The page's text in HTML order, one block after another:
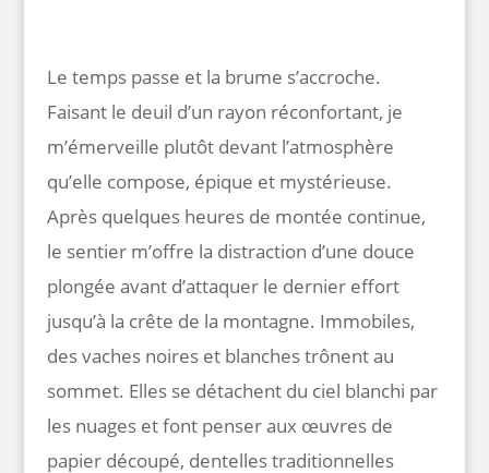
Le temps passe et la brume s’accroche.
Faisant le deuil d’un rayon réconfortant, je
m’émerveille plutôt devant l’atmosphère
qu’elle compose, épique et mystérieuse.
Après quelques heures de montée continue,
le sentier m’offre la distraction d’une douce
plongée avant d’attaquer le dernier effort
jusqu’à la crête de la montagne. Immobiles,
des vaches noires et blanches trônent au
sommet. Elles se détachent du ciel blanchi par
les nuages et font penser aux œuvres de
papier découpé, dentelles traditionnelles